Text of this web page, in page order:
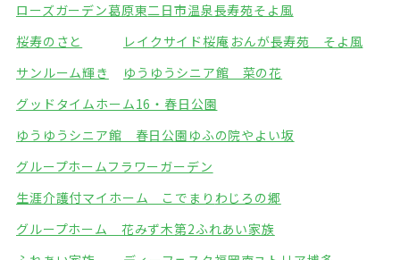
ローズガーデン葛原東二日市温泉長寿苑そよ風
桜寿のさと
レイクサイド桜庵 おんが長寿苑 そよ風
サンルーム輝き
ゆうゆうシニア館 菜の花
グッドタイムホーム16・春日公園
ゆうゆうシニア館 春日公園 ゆふの院やよい坂
グループホームフラワーガーデン
生涯介護付マイホーム こでまり わじろの郷
グループホーム 花みず木第2ふれあい家族